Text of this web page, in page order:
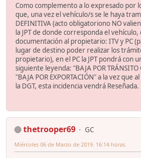
Como complemento a lo expresado por
que, una vez el vehículo/s se le haya
DEFINITIVA (acto obligatoriono NO
la JPT de donde corresponda el
documentación al propietario: ITV y PC
lugar de destino poder realizar los
propietario), en el PC la JPT pondrá con
siguiente leyenda: "BAJA POR
"BAJA POR EXPORTACIÓN" a la vez que
la DGT, esta incidencia vendrá Reseñada.
thetrooper69
GC
Miércoles 06 de Marzo de 2019. 16:14 horas.